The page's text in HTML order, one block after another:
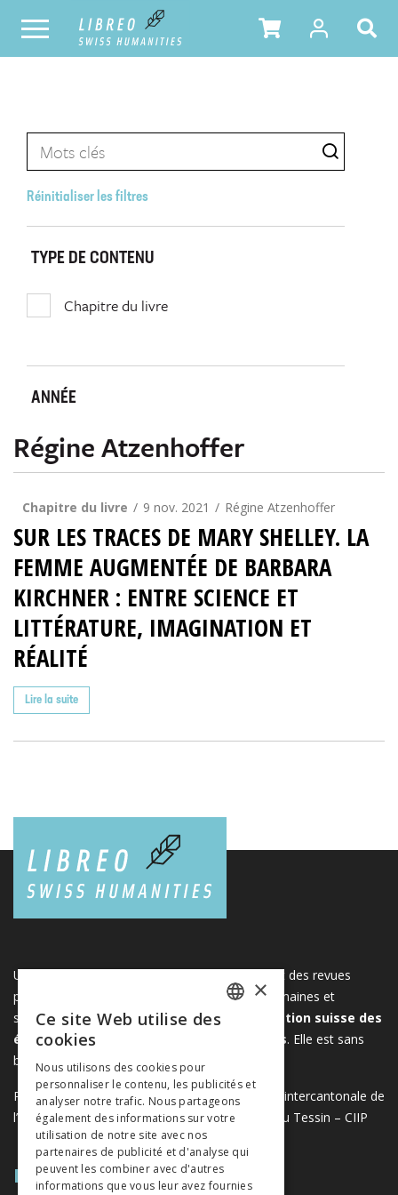
Réinitialiser les filtres
TYPE DE CONTENU
Chapitre du livre
ANNÉE
Régine Atzenhoffer
Chapitre du livre 9 nov. 2021 Régine Atzenhoffer
SUR LES TRACES DE MARY SHELLEY. LA
FEMME AUGMENTÉE DE BARBARA
KIRCHNER : ENTRE SCIENCE ET
LITTÉRATURE, IMAGINATION ET
RÉALITÉ
Lire la suite
Une plateforme unique regroupant des livres et des revues
publiés par les éditeurs suisses de sciences humaines et
sociales. Libreo.ch est la propriété de l'
Association suisse des
éditeurs de sciences sociales et humaines. Elle est sans
but lucratif.www.editeurssuisses.ch
Projet réalisé avec le soutien de la Conférence intercantonale de
l’instruction publique de la Suisse romande et du Tessin – CIIP
PLAN DU SITE
ITALIAN
×
Ce site Web utilise des
cookies
Nous utilisons des cookies pour
personnaliser le contenu, les publicités et
analyser notre trafic. Nous partageons
également des informations sur votre
utilisation de notre site avec nos
partenaires de publicité et d'analyse qui
peuvent les combiner avec d'autres
informations que vous leur avez fournies